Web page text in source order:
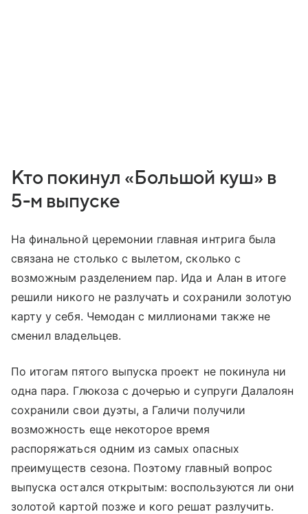
Кто покинул «Большой куш» в
5-м выпуске
На финальной церемонии главная интрига была
связана не столько с вылетом, сколько с
возможным разделением пар. Ида и Алан в итоге
решили никого не разлучать и сохранили золотую
карту у себя. Чемодан с миллионами также не
сменил владельцев.
По итогам пятого выпуска проект не покинула ни
одна пара. Глюкоза с дочерью и супруги Далалоян
сохранили свои дуэты, а Галичи получили
возможность еще некоторое время
распоряжаться одним из самых опасных
преимуществ сезона. Поэтому главный вопрос
выпуска остался открытым: воспользуются ли они
золотой картой позже и кого решат разлучить.